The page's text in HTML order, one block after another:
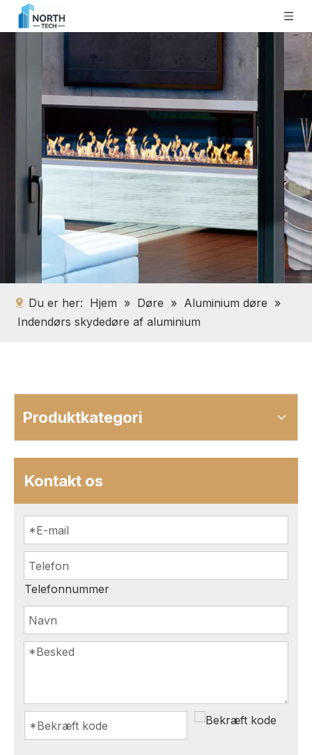
Du er her: Hjem » Døre » Aluminium døre »
Indendørs skydedøre af aluminium
Produktkategori
Kontakt os
Telefonnummer